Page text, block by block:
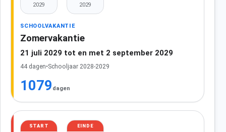
2029 2029
SCHOOLVAKANTIE
Zomervakantie
21 juli 2029 tot en met 2 september 2029
44 dagen•Schooljaar 2028-2029
1079 dagen
START EINDE